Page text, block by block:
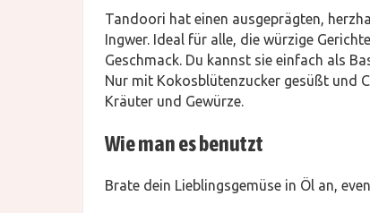
Tandoori hat einen ausgeprägten,
Ingwer. Ideal für alle, die würzige
Geschmack. Du kannst sie einfach als
Nur mit Kokosblütenzucker gesüßt und
Kräuter und Gewürze.
Wie man es benutzt
Brate dein Lieblingsgemüse in Öl an,